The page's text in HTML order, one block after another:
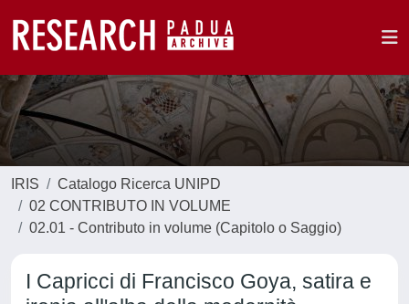
IRIS
Catalogo Ricerca UNIPD
02 CONTRIBUTO IN VOLUME
02.01 - Contributo in volume (Capitolo o Saggio)
I Capricci di Francisco Goya, satira e